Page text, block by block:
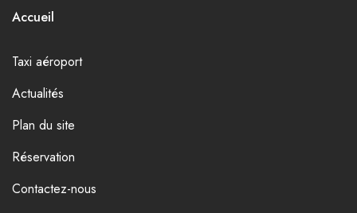
Accueil
Taxi aéroport
Actualités
Plan du site
Réservation
Contactez-nous